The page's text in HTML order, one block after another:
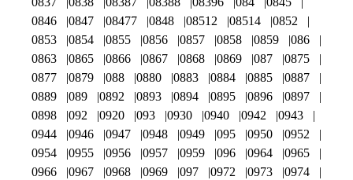
0846
0847 08477 0848 08512 08514
0852
0853
0854 0855 0856 0857 0858 0859
086
0863
0865 0866 0867 0868 0869 087
0875
0877
0879 088 0880 0883 0884 0885
0887
0889
089 0892 0893 0894 0895 0896
0897
0898
092 0920 093 0930 0940 0942
0943
0944
0946 0947 0948 0949 095 0950
0952
0954
0955 0956 0957 0959 096 0964
0965
0966
0967 0968 0969 097 0972 0973
0974